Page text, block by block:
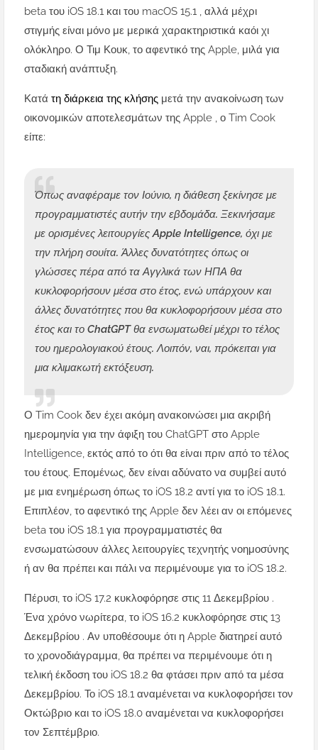
beta του iOS 18.1 και του macOS 15.1 , αλλά μέχρι
στιγμής είναι μόνο με μερικά χαρακτηριστικά καόι χι
ολόκληρο. Ο Τιμ Κουκ, το αφεντικό της Apple, μιλά για
σταδιακή ανάπτυξη.
Κατά τη διάρκεια της κλήσης μετά την ανακοίνωση των
οικονομικών αποτελεσμάτων της Apple , ο Tim Cook
είπε:
Όπως αναφέραμε τον Ιούνιο, η διάθεση ξεκίνησε με
προγραμματιστές αυτήν την εβδομάδα. Ξεκινήσαμε
με ορισμένες λειτουργίες Apple Intelligence, όχι με
την πλήρη σουίτα. Άλλες δυνατότητες όπως οι
γλώσσες πέρα ​​από τα Αγγλικά των ΗΠΑ θα
κυκλοφορήσουν μέσα στο έτος, ενώ υπάρχουν και
άλλες δυνατότητες που θα κυκλοφορήσουν μέσα στο
έτος και το ChatGPT θα ενσωματωθεί μέχρι το τέλος
του ημερολογιακού έτους. Λοιπόν, ναι, πρόκειται για
μια κλιμακωτή εκτόξευση.
Ο Tim Cook δεν έχει ακόμη ανακοινώσει μια ακριβή
ημερομηνία για την άφιξη του ChatGPT στο Apple
Intelligence, εκτός από το ότι θα είναι πριν από το τέλος
του έτους. Επομένως, δεν είναι αδύνατο να συμβεί αυτό
με μια ενημέρωση όπως το iOS 18.2 αντί για το iOS 18.1.
Επιπλέον, το αφεντικό της Apple δεν λέει αν οι επόμενες
beta του iOS 18.1 για προγραμματιστές θα
ενσωματώσουν άλλες λειτουργίες τεχνητής νοημοσύνης
ή αν θα πρέπει και πάλι να περιμένουμε για το iOS 18.2.
Πέρυσι, το iOS 17.2 κυκλοφόρησε στις 11 Δεκεμβρίου .
Ένα χρόνο νωρίτερα, το iOS 16.2 κυκλοφόρησε στις 13
Δεκεμβρίου . Αν υποθέσουμε ότι η Apple διατηρεί αυτό
το χρονοδιάγραμμα, θα πρέπει να περιμένουμε ότι η
τελική έκδοση του iOS 18.2 θα φτάσει πριν από τα μέσα
Δεκεμβρίου. Το iOS 18.1 αναμένεται να κυκλοφορήσει τον
Οκτώβριο και το iOS 18.0 αναμένεται να κυκλοφορήσει
τον Σεπτέμβριο.